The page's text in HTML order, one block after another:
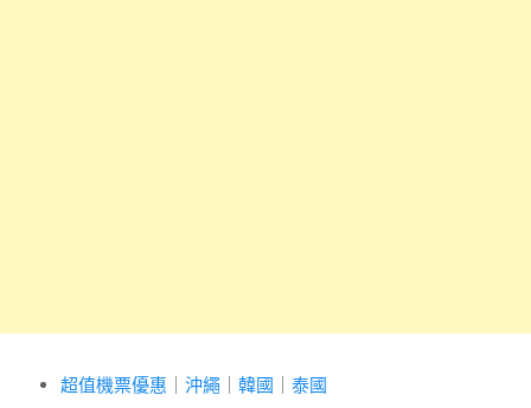
超值機票優惠 沖繩 韓國
泰國